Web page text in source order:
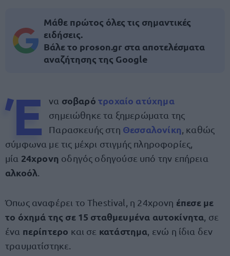
Μάθε πρώτος όλες τις σημαντικές
ειδήσεις.
Βάλε το proson.gr στα αποτελέσματα
αναζήτησης της Google
Έ να σοβαρό τροχαίο ατύχημα
σημειώθηκε τα ξημερώματα της
Παρασκευής στη Θεσσαλονίκη , καθώς
σύμφωνα με τις μέχρι στιγμής πληροφορίες,
μία 24χρονη οδηγός οδηγούσε υπό την επήρεια
αλκοόλ
Όπως αναφέρει το Thestival, η 24χρονη έπεσε με
το όχημά της σε 15 σταθμευμένα αυτοκίνητα , σε
ένα περίπτερο και σε κατάστημα , ενώ η ίδια δεν
τραυματίστηκε.